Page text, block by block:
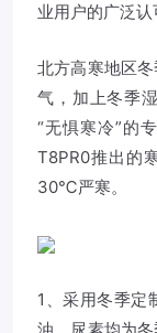
业用户的广泛认
北方高寒地区
气，加上冬季
“无惧寒冷”的
T8PR0推出的
30℃严寒。
1、采用冬季定